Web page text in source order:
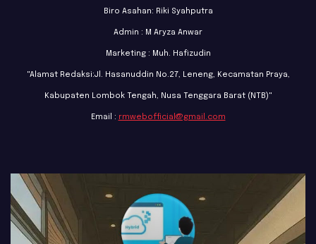
Biro Asahan: Riki Syahputra
Admin : M Aryza Anwar
Marketing : Muh. Hafizudin
"Alamat Redaksi:Jl. Hasanuddin No.27, Leneng, Kecamatan Praya,
Kabupaten Lombok Tengah, Nusa Tenggara Barat (NTB)"
Email : rmwebofficial@gmail.com